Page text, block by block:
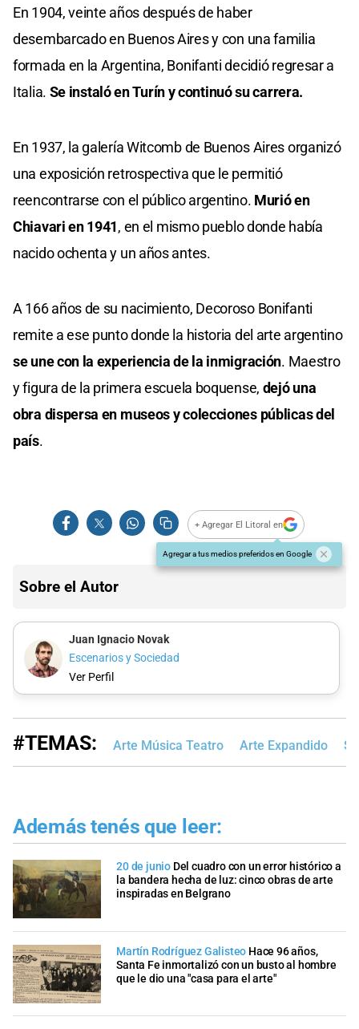
En 1904, veinte años después de haber
desembarcado en Buenos Aires y con una familia
formada en la Argentina, Bonifanti decidió regresar a
Italia. Se instaló en Turín y continuó su carrera.
En 1937, la galería Witcomb de Buenos Aires organizó
una exposición retrospectiva que le permitió
reencontrarse con el público argentino. Murió en
Chiavari en 1941, en el mismo pueblo donde había
nacido ochenta y un años antes.
A 166 años de su nacimiento, Decoroso Bonifanti
remite a ese punto donde la historia del arte argentino
se une con la experiencia de la inmigración. Maestro
y figura de la primera escuela boquense, dejó una
obra dispersa en museos y colecciones públicas del
país.
+ Agregar El Litoral en
Agregar a tus medios preferidos en Google
Sobre el Autor
Juan Ignacio Novak
Escenarios y Sociedad
Ver Perfil
#TEMAS: Arte Música Teatro Arte Expandido
Además tenés que leer:
20 de junio Del cuadro con un error histórico a
la bandera hecha de luz: cinco obras de arte
inspiradas en Belgrano
Martín Rodríguez Galisteo Hace 96 años,
Santa Fe inmortalizó con un busto al hombre
que le dio una "casa para el arte"